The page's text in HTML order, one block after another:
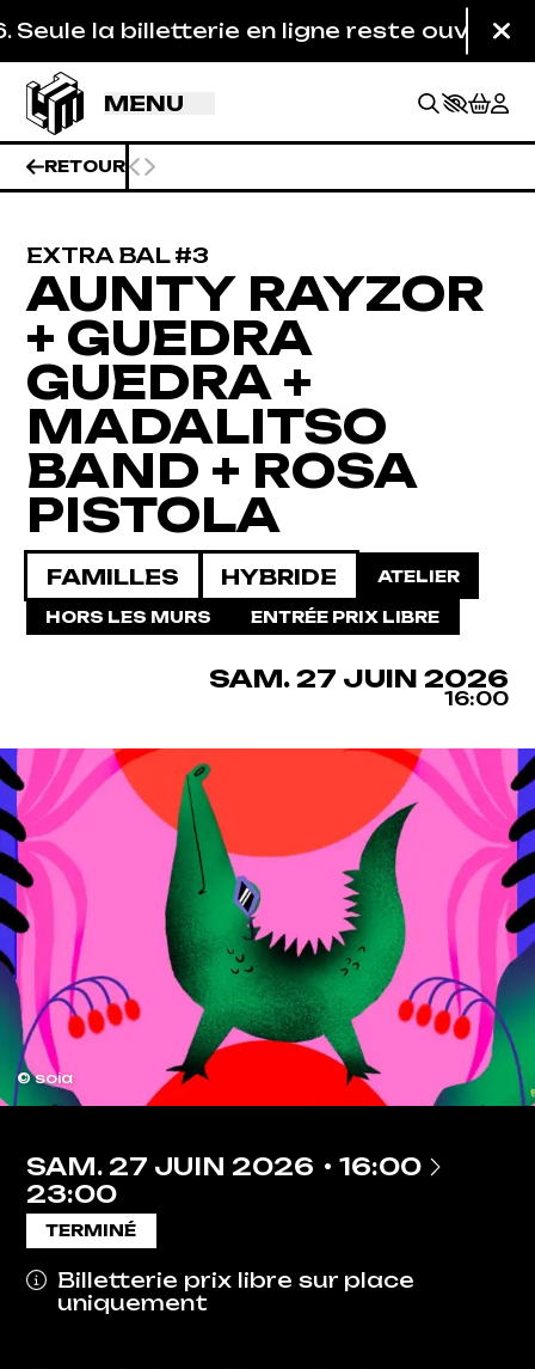
billetterie en ligne reste ouverte :)
MENU
RETOUR
EXTRA BAL #3
AUNTY RAYZOR
+ GUEDRA
GUEDRA +
MADALITSO
BAND + ROSA
PISTOLA
FAMILLES HYBRIDE ATELIER
HORS LES MURS ENTRÉE PRIX LIBRE
SAMEDI
SAM. 27 JUIN
JUIN 2026
16:00
© soia
SAM. 27 JUIN 2026 16:00 À
23:00
TERMINÉ
Billetterie prix libre sur place
uniquement
BILLETTERIE